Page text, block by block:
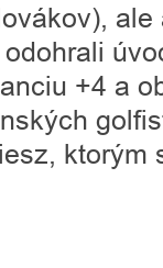
ale
+4 a
ktorým